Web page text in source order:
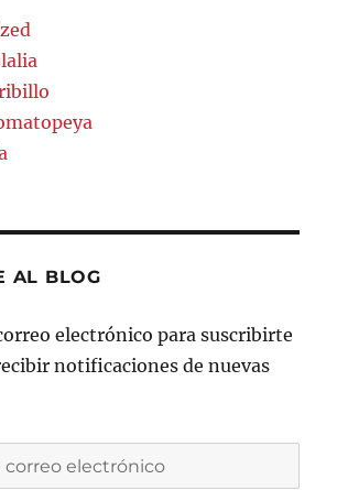
AL BLOG
electrónico para suscribirte
notificaciones de nuevas